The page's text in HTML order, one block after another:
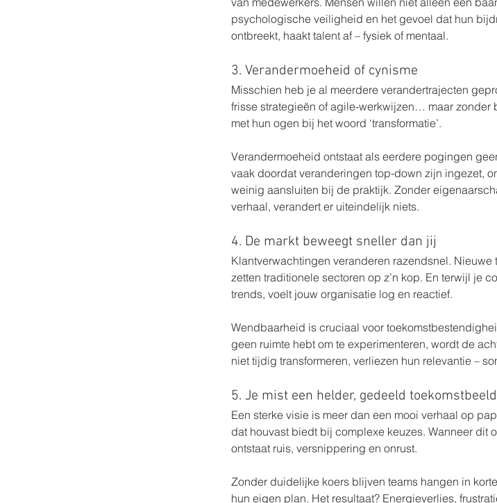
psychologische veiligheid en het gevoel dat hun
ontbreekt, haakt talent af – fysiek of mentaal.
3. Verandermoeheid of cynisme
Misschien heb je al meerdere verandertrajecten
frisse strategieën of agile-werkwijzen… maar zonder
met hun ogen bij het woord ‘transformatie’.
Verandermoeheid ontstaat als eerdere pogingen
vaak doordat veranderingen top-down zijn ingezet,
weinig aansluiten bij de praktijk. Zonder
verhaal, verandert er uiteindelijk niets.
4. De markt beweegt sneller dan jij
Klantverwachtingen veranderen razendsnel.
zetten traditionele sectoren op z’n kop. En terwijl je
trends, voelt jouw organisatie log en reactief.
Wendbaarheid is cruciaal voor
geen ruimte hebt om te experimenteren, wordt de
niet tijdig transformeren, verliezen hun relevantie –
5. Je mist een helder, gedeeld toekomstbeeld
Een sterke visie is meer dan een mooi verhaal op
dat houvast biedt bij complexe keuzes. Wanneer dit
ontstaat ruis, versnippering en onrust.
Zonder duidelijke koers blijven teams hangen in
hun eigen plan. Het resultaat? Energieverlies,